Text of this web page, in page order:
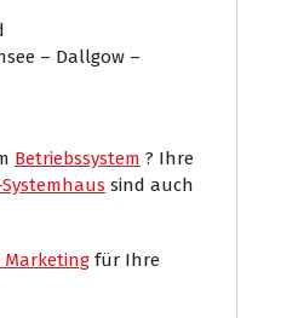
– Dallgow –
Betriebssystem ? Ihre
Systemhaus sind auch
Marketing für Ihre